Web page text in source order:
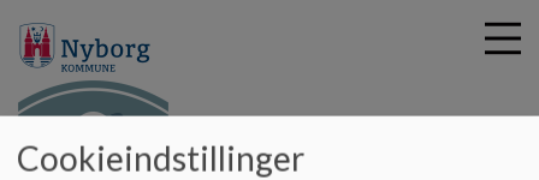
Cookieindstillinger